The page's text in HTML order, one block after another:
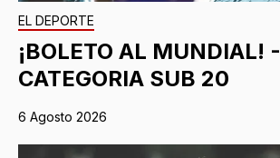
EL DEPORTE
¡BOLETO AL MUNDIAL! -
CATEGORIA SUB 20
6 Agosto 2026